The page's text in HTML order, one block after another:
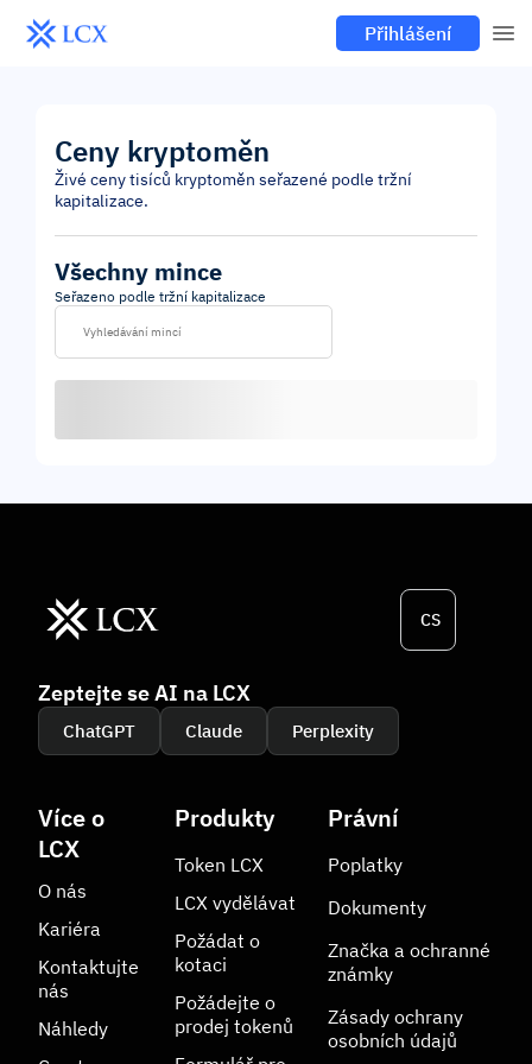
Přihlášení
Ceny kryptoměn
Živé ceny tisíců kryptoměn seřazené podle tržní
kapitalizace.
Všechny mince
Seřazeno podle tržní kapitalizace
CS
Zeptejte se AI na LCX
ChatGPT Claude Perplexity
Více o
LCX
O nás
Kariéra
Kontaktujte
nás
Náhledy
Produkty
Token LCX
LCX vydělávat
Požádat o
kotaci
Požádejte o
prodej tokenů
Právní
Poplatky
Dokumenty
Značka a ochranné
známky
Zásady ochrany
osobních údajů